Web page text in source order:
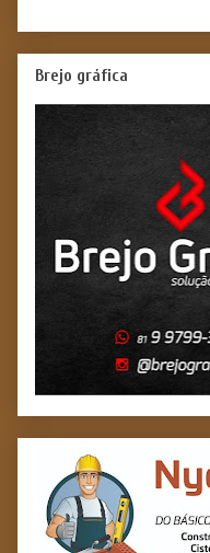
Brejo gráfica